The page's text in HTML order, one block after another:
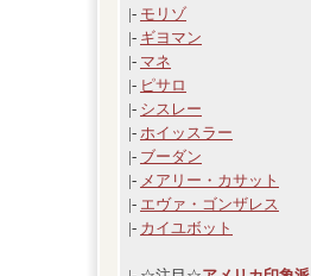
|- モリゾ
|- ギヨマン
|- マネ
|- ピサロ
|- シスレー
|- ホイッスラー
|- ブーダン
|- メアリー・カサット
|- エヴァ・ゴンザレス
|- カイユボット